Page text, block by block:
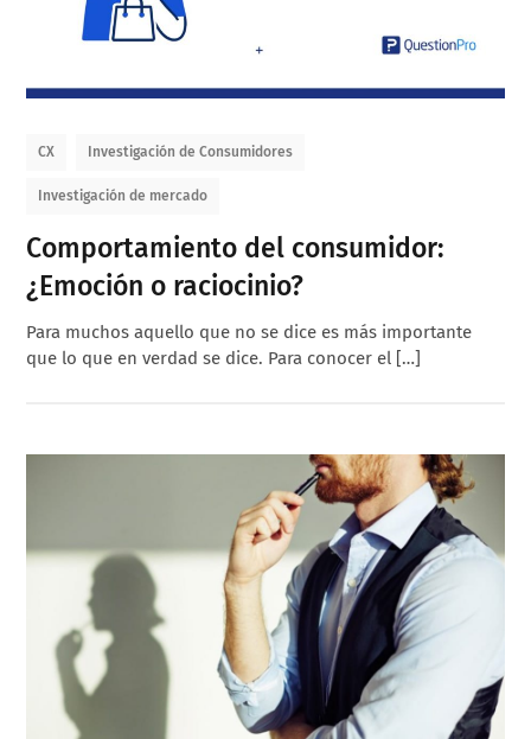
CX Investigación de Consumidores
Investigación de mercado
Comportamiento del consumidor:
¿Emoción o raciocinio?
Para muchos aquello que no se dice es más importante
que lo que en verdad se dice. Para conocer el […]